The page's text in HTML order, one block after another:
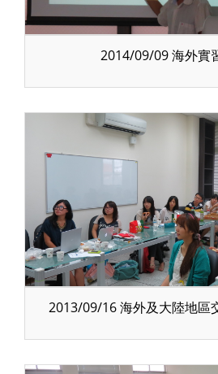
2014/09/09 海外實
2013/09/16 海外及大陸地區